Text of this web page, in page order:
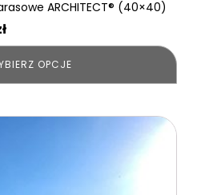
ARCHITECT® (40×40)
Zakres
cen:
od
90,00 zł
OPCJE